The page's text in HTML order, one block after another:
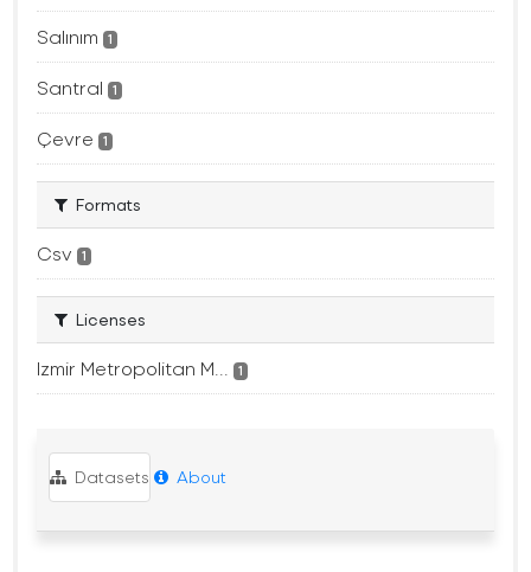
Salınım 1
Santral 1
Çevre 1
Formats
Csv 1
Licenses
Izmir Metropolitan M... 1
Datasets About